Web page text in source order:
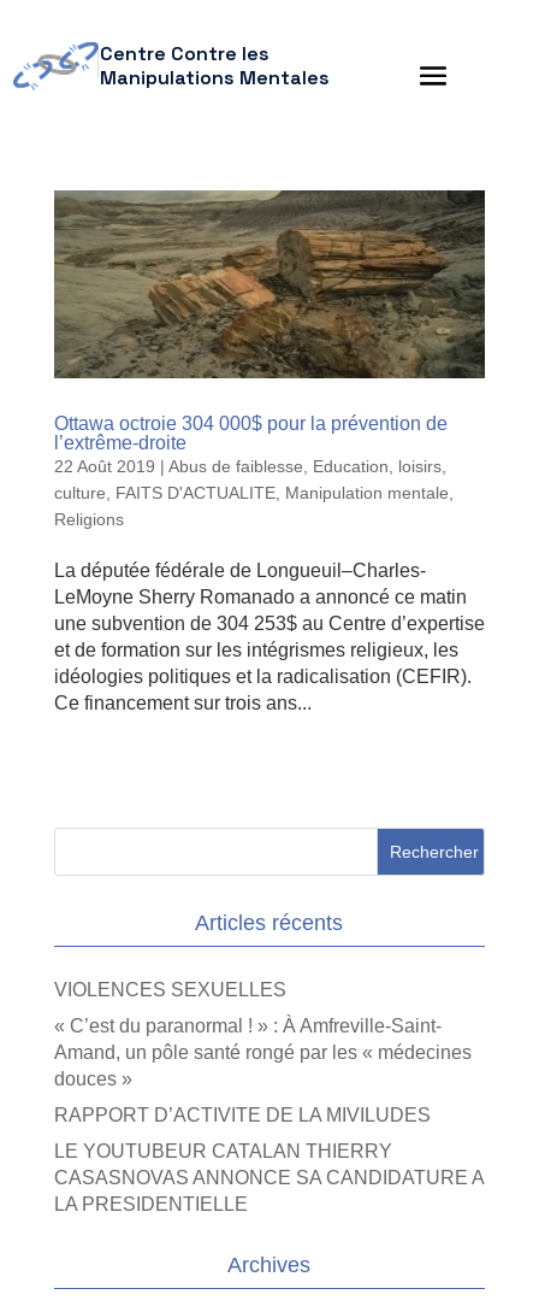
Centre Contre les
Manipulations Mentales
Ottawa octroie 304 000$ pour la prévention de
l’extrême-droite
22 Août 2019 | Abus de faiblesse
Education, loisirs,
culture
FAITS D'ACTUALITE, Manipulation mentale
Religions
La députée fédérale de Longueuil–Charles-
LeMoyne Sherry Romanado a annoncé ce matin
une subvention de 304 253$ au Centre d’expertise
et de formation sur les intégrismes religieux, les
idéologies politiques et la radicalisation (CEFIR).
Ce financement sur trois ans...
Articles récents
VIOLENCES SEXUELLES
« C’est du paranormal ! » : À Amfreville-Saint-
Amand, un pôle santé rongé par les « médecines
douces »
RAPPORT D’ACTIVITE DE LA MIVILUDES
LE YOUTUBEUR CATALAN THIERRY
CASASNOVAS ANNONCE SA CANDIDATURE A
LA PRESIDENTIELLE
Archives